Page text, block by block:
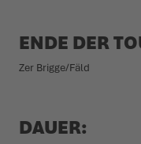
ENDE DER
Zer Brigge/Fäld
DAUER: